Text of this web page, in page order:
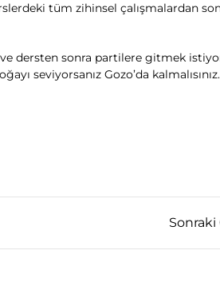
tüm zihinsel çalışmalardan
dersten sonra partilere gitmek
seviyorsanız Gozo’da
Sonraki